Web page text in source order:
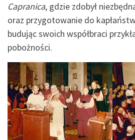
Capranica, gdzie zdobył
oraz przygotowanie do
budując swoich współbraci
pobożności.